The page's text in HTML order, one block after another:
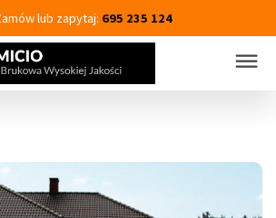
lub zapytaj: 695 235 124
PRODUKTY